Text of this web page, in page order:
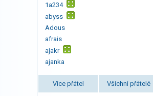
1a234
abyss
Adous
afrais
ajakr
ajanka
Více přátel Všichni přátelé